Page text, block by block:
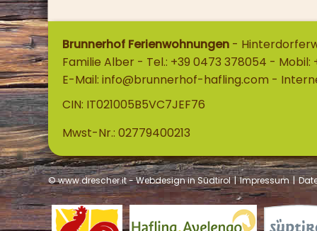
Brunnerhof Ferienwohnungen-
Familie Alber- Tel.: +39 0473 378054 - Mobil:
E-Mail: info@brunnerhof-hafling.com -
CIN: IT021005B5VC7JEF76
Mwst-Nr.: 02779400213
© www.drescher.it - Webdesign in Südtirol | Impressum |